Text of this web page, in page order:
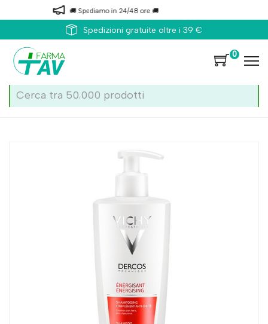
🚚 Spediamo in 24/48 ore 🚚
Spedizioni gratuite oltre i 39 €
0
Vichy Dercos Shampoo Energizzante 400ml